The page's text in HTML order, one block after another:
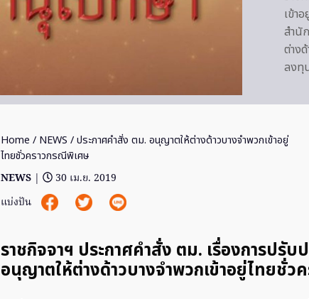
เข้า
สำนั
ต่าง
ลงทุ
Home / NEWS / ประกาศคำสั่ง ตม. อนุญาตให้ต่างด้าวบางจำพวกเข้าอยู่
ไทยชั่วคราวกรณีพิเศษ
NEWS |
30 เม.ย. 2019
แบ่งปัน
ราชกิจจาฯ ประกาศคำสั่ง ตม. เรื่องการปรั
อนุญาตให้ต่างด้าวบางจำพวกเข้าอยู่ไทยชั่ว